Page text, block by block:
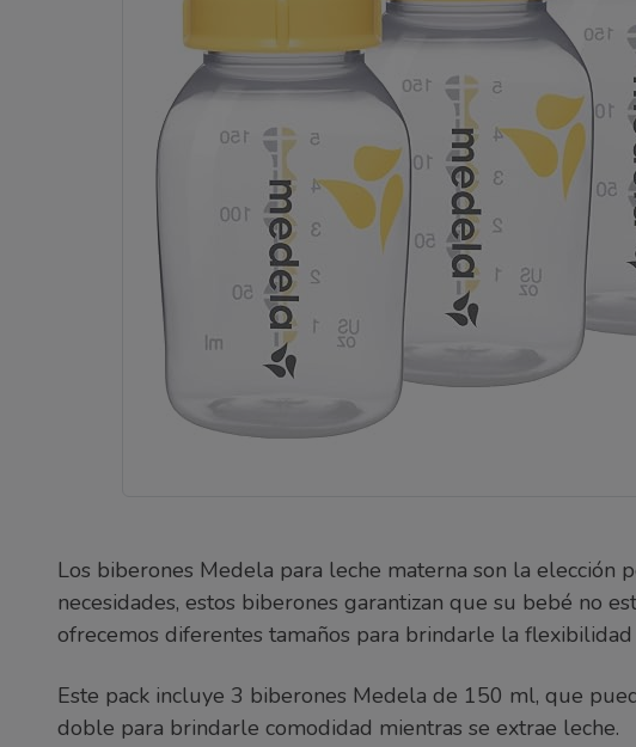
Los biberones Medela para leche materna son la elección
necesidades, estos biberones garantizan que su bebé no
ofrecemos diferentes tamaños para brindarle la flexibilidad
Este pack incluye 3 biberones Medela de 150 ml, que
doble para brindarle comodidad mientras se extrae leche.